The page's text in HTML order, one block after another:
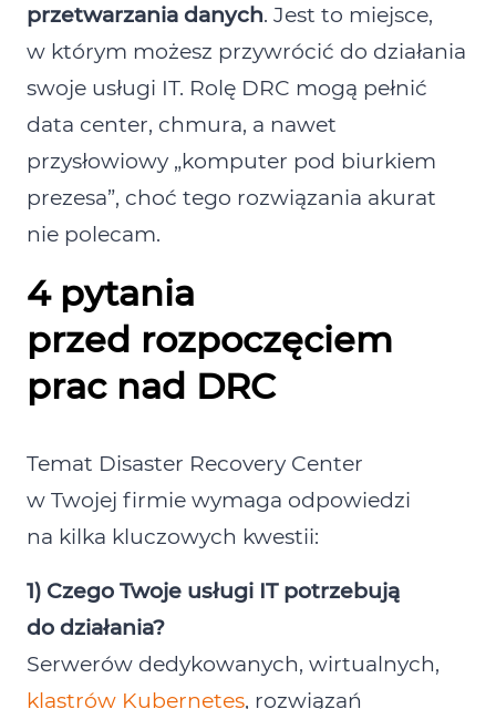
przetwarzania danych. Jest to miejsce,
w którym możesz przywrócić do działania
swoje usługi IT. Rolę DRC mogą pełnić
data center, chmura, a nawet
przysłowiowy „komputer pod biurkiem
prezesa”, choć tego rozwiązania akurat
nie polecam.
4 pytania
przed rozpoczęciem
prac nad DRC
Temat Disaster Recovery Center
w Twojej firmie wymaga odpowiedzi
na kilka kluczowych kwestii:
1) Czego Twoje usługi IT potrzebują
do działania?
Serwerów dedykowanych, wirtualnych,
klastrów Kubernetes, rozwiązań